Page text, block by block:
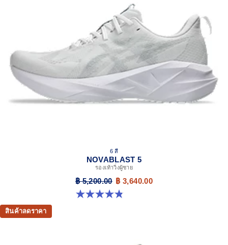
6 สี
NOVABLAST 5
รองเท้าวิ่งผู้ชาย
฿ 5,200.00 ฿ 3,640.00
4.8 จาก 5 ดาว 2776 รีวิว
สินค้าลดราคา